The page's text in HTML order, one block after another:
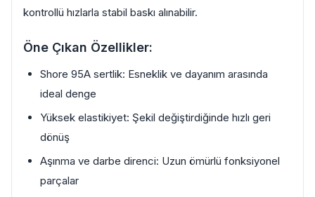
kontrollü hızlarla stabil baskı alınabilir.
Öne Çıkan Özellikler:
Shore 95A sertlik: Esneklik ve dayanım arasında
ideal denge
Yüksek elastikiyet: Şekil değiştirdiğinde hızlı geri
dönüş
Aşınma ve darbe direnci: Uzun ömürlü fonksiyonel
parçalar